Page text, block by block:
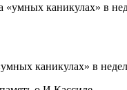
каникулах» в